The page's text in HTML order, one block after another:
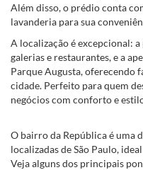
Além disso, o prédio conta
lavanderia para sua
A localização é excepcional:
galerias e restaurantes, e a
Parque Augusta, oferecendo
cidade. Perfeito para quem
negócios com conforto e
O bairro da República é uma
localizadas de São Paulo,
Veja alguns dos principais